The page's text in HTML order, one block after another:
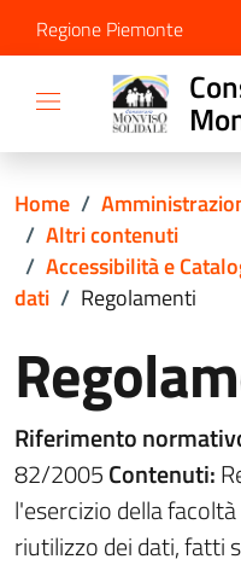
Regione Piemonte
Home /
/ Altri contenuti
/ Accessibilità e
dati / Regolamenti
Riferimento
82/2005Contenuti:
l'esercizio della
riutilizzo dei dati, fatti